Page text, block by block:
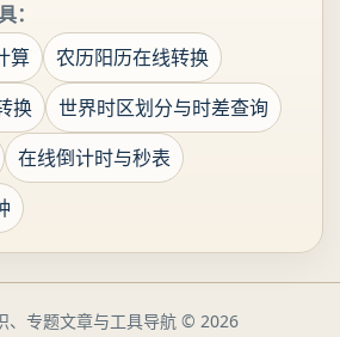
：
算
农历阳历在线转换
换
世界时区划分与时差查询
在线倒计时与秒表
专题文章与工具导航 © 2026